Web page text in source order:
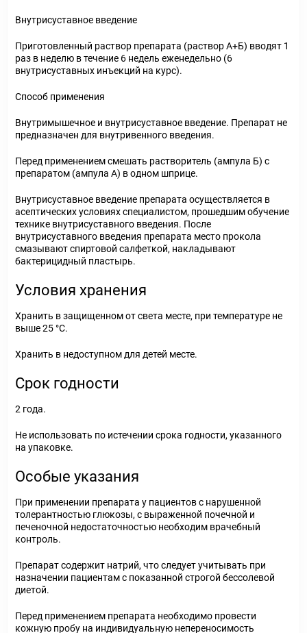
Внутрисуставное введение
Приготовленный раствор препарата (раствор А+Б) вводят 1
раз в неделю в течение 6 недель еженедельно (6
внутрисуставных инъекций на курс).
Способ применения
Внутримышечное и внутрисуставное введение. Препарат не
предназначен для внутривенного введения.
Перед применением смешать растворитель (ампула Б) с
препаратом (ампула А) в одном шприце.
Внутрисуставное введение препарата осуществляется в
асептических условиях специалистом, прошедшим обучение
технике внутрисуставного введения. После
внутрисуставного введения препарата место прокола
смазывают спиртовой салфеткой, накладывают
бактерицидный пластырь.
Условия хранения
Хранить в защищенном от света месте, при температуре не
выше 25 °С.
Хранить в недоступном для детей месте.
Срок годности
2 года.
Не использовать по истечении срока годности, указанного
на упаковке.
Особые указания
При применении препарата у пациентов с нарушенной
толерантностью глюкозы, с выраженной почечной и
печеночной недостаточностью необходим врачебный
контроль.
Препарат содержит натрий, что следует учитывать при
назначении пациентам с показанной строгой бессолевой
диетой.
Перед применением препарата необходимо провести
кожную пробу на индивидуальную непереносимость